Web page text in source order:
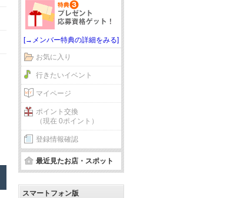
[→メンバー特典の詳細をみる]
お気に入り
行きたいイベント
マイページ
ポイント交換
（現在 0ポイント）
登録情報確認
最近見たお店・スポット
スマートフォン版